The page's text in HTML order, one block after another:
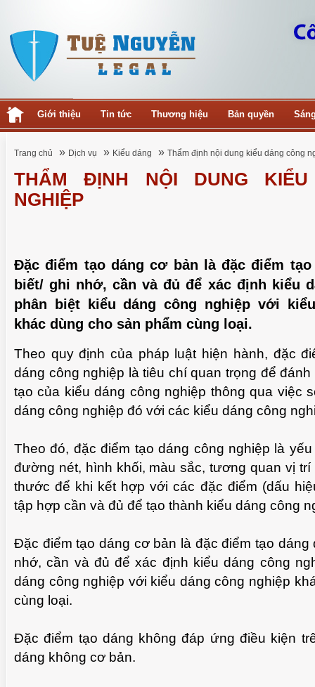
Giới thiệu Tin tức Thương hiệu Bản quyền
Trang chủ » Dịch vụ » Kiểu dáng » Thẩm định nội dung kiểu dáng công
THẨM ĐỊNH NỘI DUNG KIỂU
NGHIỆP
Đặc điểm tạo dáng cơ bản là đặc điểm tạo
biết/ ghi nhớ, cần và đủ để xác định kiểu
phân biệt kiểu dáng công nghiệp với
khác dùng cho sản phẩm cùng loại.
Theo quy định của pháp luật hiện hành, đặc
dáng công nghiệp là tiêu chí quan trọng để
tạo của kiểu dáng công nghiệp thông qua việc
dáng công nghiệp đó với các kiểu dáng công
Theo đó, đặc điểm tạo dáng công nghiệp là
đường nét, hình khối, màu sắc, tương quan vị
thước để khi kết hợp với các đặc điểm (dấu
tập hợp cần và đủ để tạo thành kiểu dáng công
Đặc điểm tạo dáng cơ bản là đặc điểm tạo dáng
nhớ, cần và đủ để xác định kiểu dáng công
dáng công nghiệp với kiểu dáng công nghiệp
cùng loại.
Đặc điểm tạo dáng không đáp ứng điều kiện
dáng không cơ bản.
TUỆ
TUỆ